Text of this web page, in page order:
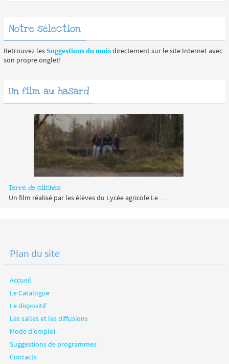
Notre sélection
Retrouvez lesSuggestions du moisdirectement sur le site Internet avec
son propre onglet!
Un film au hasard
Terre de clichés
Un film réalisé par les élèves du Lycée agricole Le …
Plan du site
Accueil
Le Catalogue
Le dispositif
Les salles et les diffusions
Mode d’emploi
Suggestions de programmes
Contacts